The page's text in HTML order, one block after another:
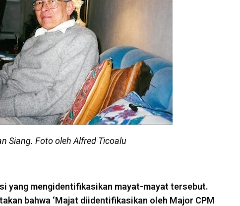
Siang. Foto oleh Alfred Ticoalu
yang mengidentifikasikan mayat-mayat tersebut.
bahwa ‘Majat diidentifikasikan oleh Major CPM